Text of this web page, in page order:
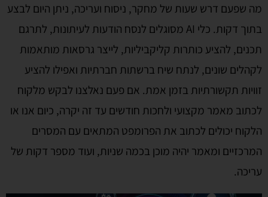
מה שפעם דרש שעות של מחקר, ניסוח ועריכה, ניתן היום לבצע
בתוך דקות. כלי AI מסוגלים לנסח הודעות לעיתונות, לתרגם
תכנים, להציע כותרות קליקביליות, לייצר גרסאות מותאמות
לקהלים שונים, לנתח שיח ברשתות חברתיות ואפילו להציע
זוויות תקשורתיות בזמן אמת. אם פעם נאלצנו לבקש מלקוח
לכתוב מאמר מקצועי ולחכות חודשים עד זה יקרה, כיום אנו או
הלקוח יכולים לכתוב את הפרומפט המתאים עם המסרים
המרכזיים ומאמר יהיה מוכן בכמה שניות, ועוד מספר דקות של
עריכה.